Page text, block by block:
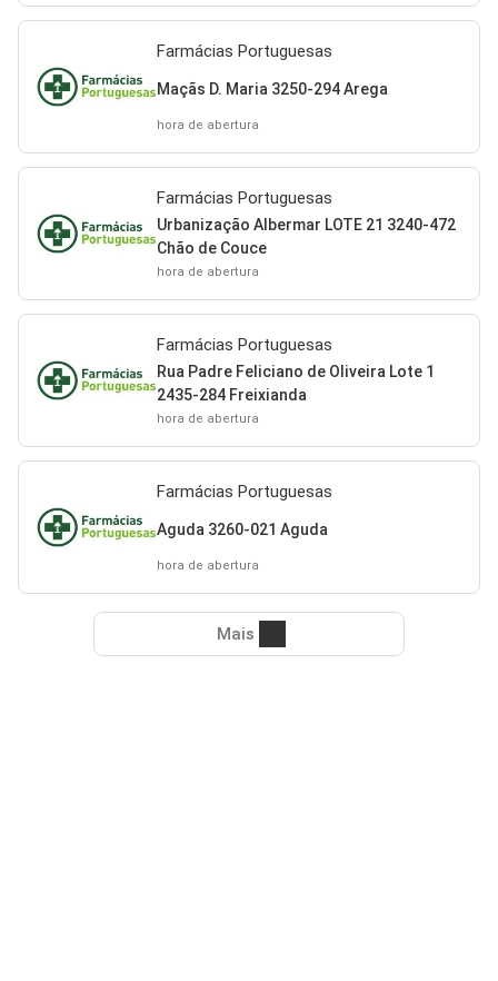
Farmácias Portuguesas
Maçãs D. Maria 3250-294 Arega
hora de abertura
Farmácias Portuguesas
Urbanização Albermar LOTE 21 3240-472
Chão de Couce
hora de abertura
Farmácias Portuguesas
Rua Padre Feliciano de Oliveira Lote 1
2435-284 Freixianda
hora de abertura
Farmácias Portuguesas
Aguda 3260-021 Aguda
hora de abertura
Mais